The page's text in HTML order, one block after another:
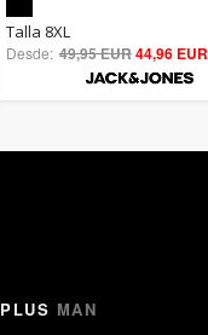
out of 5
Talla 8XL
Desde: 49,95 EUR44,96 EUR
PLUS MAN